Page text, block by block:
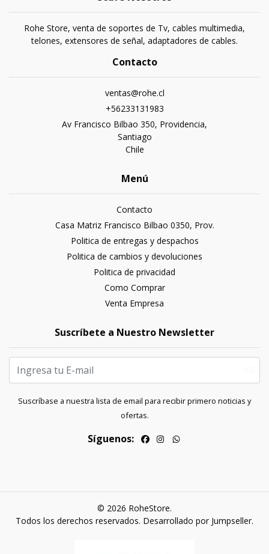
Rohe Store, venta de soportes de Tv, cables multimedia,
telones, extensores de señal, adaptadores de cables.
Contacto
ventas@rohe.cl
+56233131983
Av Francisco Bilbao 350, Providencia,
Santiago
Chile
Menú
Contacto
Casa Matriz Francisco Bilbao 0350, Prov.
Politica de entregas y despachos
Politica de cambios y devoluciones
Politica de privacidad
Como Comprar
Venta Empresa
Suscríbete a Nuestro Newsletter
Suscríbase a nuestra lista de email para recibir primero noticias y
ofertas.
Síguenos:
© 2026 RoheStore.
Todos los derechos reservados. Desarrollado por Jumpseller.